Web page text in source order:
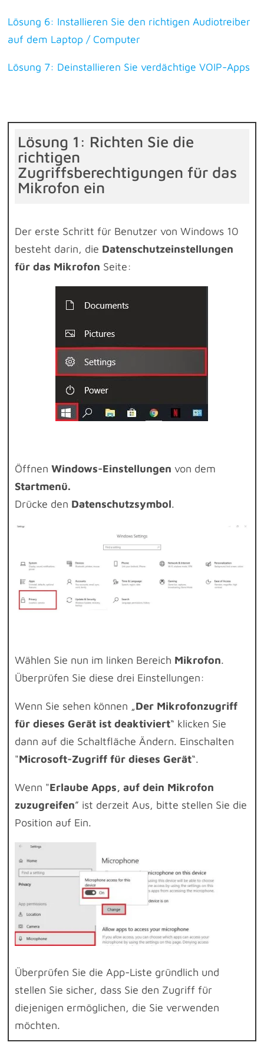
Lösung 6: Installieren Sie den richtigen Audiotreiber
auf dem Laptop / Computer
Lösung 7: Deinstallieren Sie verdächtige VOIP-Apps
Lösung 1: Richten Sie die
richtigen
Zugriffsberechtigungen für das
Mikrofon ein
Der erste Schritt für Benutzer von Windows 10
besteht darin, die Datenschutzeinstellungen
für das Mikrofon Seite:
ÖffnenWindows-Einstellungen von dem
Startmenü.
Drücke den Datenschutzsymbol.
Wählen Sie nun im linken Bereich Mikrofon.
Überprüfen Sie diese drei Einstellungen:
Wenn Sie sehen können „Der Mikrofonzugriff
für dieses Gerät ist deaktiviert“ klicken Sie
dann auf die Schaltfläche Ändern. Einschalten
"Microsoft-Zugriff für dieses Gerät“.
Wenn "Erlaube Apps, auf dein Mikrofon
zuzugreifen” ist derzeit Aus, bitte stellen Sie die
Position auf Ein.
Überprüfen Sie die App-Liste gründlich und
stellen Sie sicher, dass Sie den Zugriff für
diejenigen ermöglichen, die Sie verwenden
möchten.